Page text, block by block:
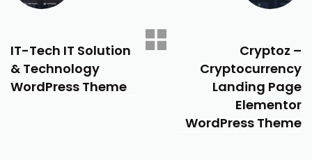
IT-Tech IT Solution
& Technology
WordPress Theme
Cryptoz –
Cryptocurrency
Landing Page
Elementor
WordPress Theme